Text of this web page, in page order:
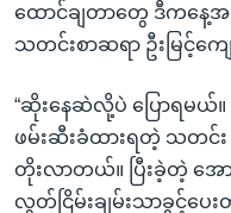
ထောင်ချတာတွေ ဒီကန
သတင်းစာဆရာ ဦးမြင့်ကျ
“ဆိုးနေဆဲလို့ပဲ ပြောရမယ်
ဖမ်းဆီးခံထားရတဲ့ သတင်
တိုးလာတယ်။ ပြီးခဲ့တဲ့ အ
လွတ်ငြိမ်းချမ်းသာခွင့်ပ